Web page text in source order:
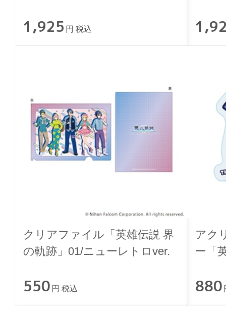
1,925 円 税込
クリアファイル「英雄伝説 界
の軌跡」01/ニューレトロver.
550 円 税込
アク
ー「
トロ
880